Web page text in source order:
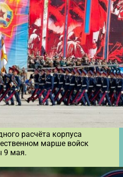
расчёта корпуса
марше войск
9 мая.